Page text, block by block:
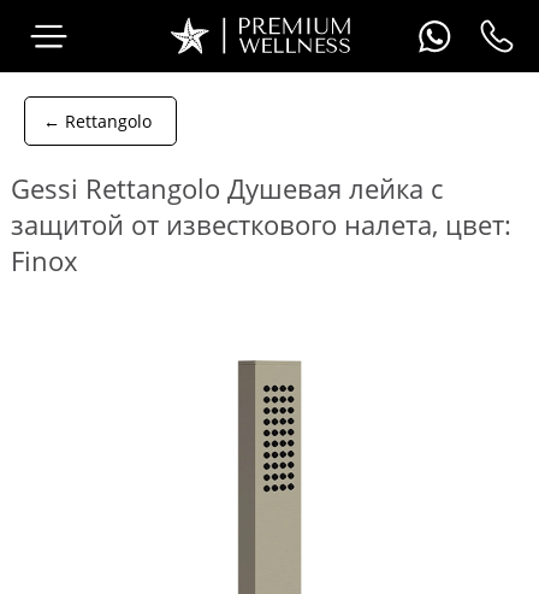
← Rettangolo
Gessi Rettangolo Душевая лейка с
защитой от известкового налета, цвет:
Finox